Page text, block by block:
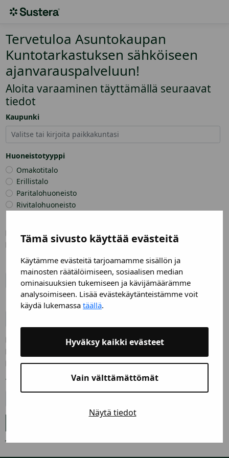
Tämä sivusto käyttää evästeitä
Käytämme evästeitä tarjoamamme sisällön ja
mainosten räätälöimiseen, sosiaalisen median
ominaisuuksien tukemiseen ja kävijämäärämme
analysoimiseen. Lisää evästekäytänteistämme voit
käydä lukemassa täällä.
Hyväksy kaikki evästeet
Vain välttämättömät
Näytä tiedot
Tervetuloa Asuntokaupan
Kuntotarkastuksen sähköiseen
ajanvarauspalveluun!
Aloita varaaminen täyttämällä seuraavat
tiedot
Kaupunki
Huoneistotyyppi
Omakotitalo
Erillistalo
Paritalohuoneisto
Rivitalohuoneisto
Rakennusta on laajennettu
Rakennuksessa on tuulettuva alapohja
Pinta-ala
Rakennusvuosi
Olen kiinnostunut Sustera Kauppaturvasta
Olen kiinnostunut salaojien kuvauksesta
Toivottu tarkastuspäivämäärä